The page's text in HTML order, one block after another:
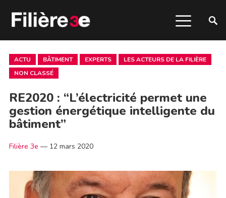
ACTU BÂTIMENT EXPERTS
LES ACTEURS DE LA FILIÈRE
NON CLASSÉ
RE2020 : “L’électricité permet une
gestion énergétique intelligente du
bâtiment”
Filière 3e — 12 mars 2020